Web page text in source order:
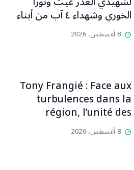
الخوري وشهداء ٤ آب من أبناء
البلدة.. كارين الخوري افرام: لقد
كان بيتنا، بوجود والدي، ينبض
إقفاله لكنه لم يستطع لأنه
بيت رسالة وتاريخ وإيمان وقيم
مستمرة (صور وVideo)
8 أغسطس، 2026
Tony Frangié : Face aux
turbulences dans la
région, l’unité des
Libanais est primordiale
L’OLJ / Par Scarlett
8 أغسطس، 2026